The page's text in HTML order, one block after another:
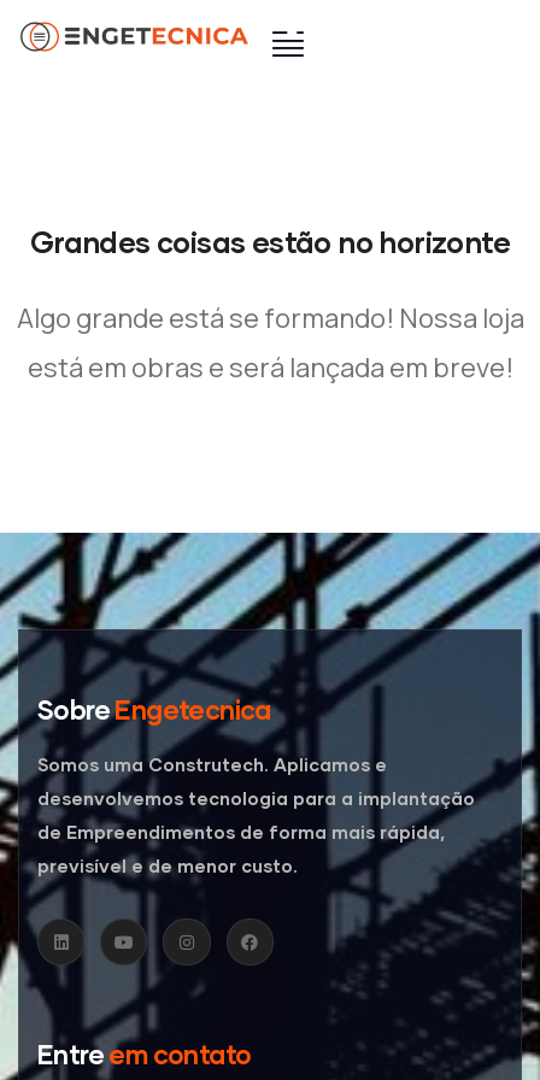
Grandes coisas estão no horizonte
Algo grande está se formando! Nossa loja
está em obras e será lançada em breve!
SobreEngetecnica
Somos uma Construtech. Aplicamos e
desenvolvemos tecnologia para a implantação
de Empreendimentos de forma mais rápida,
previsível e de menor custo.
Entreem contato